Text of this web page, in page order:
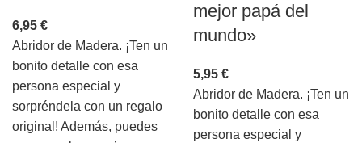
6,95 €
Abridor de Madera. ¡Ten un
bonito detalle con esa
persona especial y
sorpréndela con un regalo
original! Además, puedes
mejor papá del
mundo»
5,95 €
Abridor de Madera. ¡Ten un
bonito detalle con esa
persona especial y